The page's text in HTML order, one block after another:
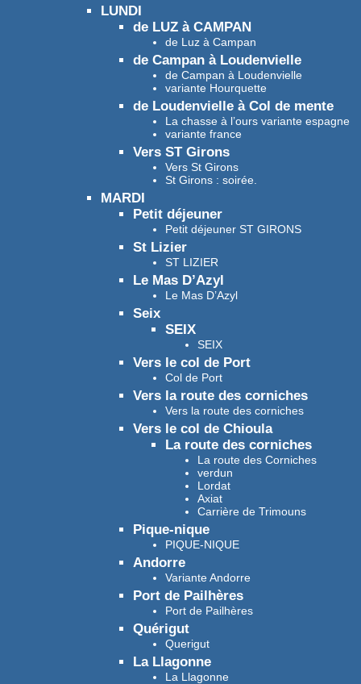
LUNDI
de LUZ à CAMPAN
de Luz à Campan
de Campan à Loudenvielle
de Campan à Loudenvielle
variante Hourquette
de Loudenvielle à Col de mente
La chasse à l’ours variante espagne
variante france
Vers ST Girons
Vers St Girons
St Girons : soirée.
MARDI
Petit déjeuner
Petit déjeuner ST GIRONS
St Lizier
ST LIZIER
Le Mas D’Azyl
Le Mas D’Azyl
Seix
SEIX
SEIX
Vers le col de Port
Col de Port
Vers la route des corniches
Vers la route des corniches
Vers le col de Chioula
La route des corniches
La route des Corniches
verdun
Lordat
Axiat
Carrière de Trimouns
Pique-nique
PIQUE-NIQUE
Andorre
Variante Andorre
Port de Pailhères
Port de Pailhères
Quérigut
Querigut
La Llagonne
La Llagonne